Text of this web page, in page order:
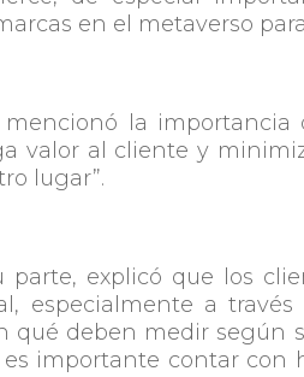
en el metaverso
mencionó la
valor al cliente y
lugar”.
parte, explicó que los
especialmente a
qué deben medir según
importante contar con